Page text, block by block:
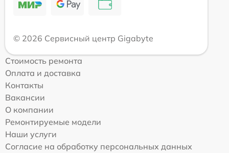
© 2026 Сервисный центр Gigabyte
Стоимость ремонта
Оплата и доставка
Контакты
Вакансии
О компании
Ремонтируемые модели
Наши услуги
Согласие на обработку персональных данных